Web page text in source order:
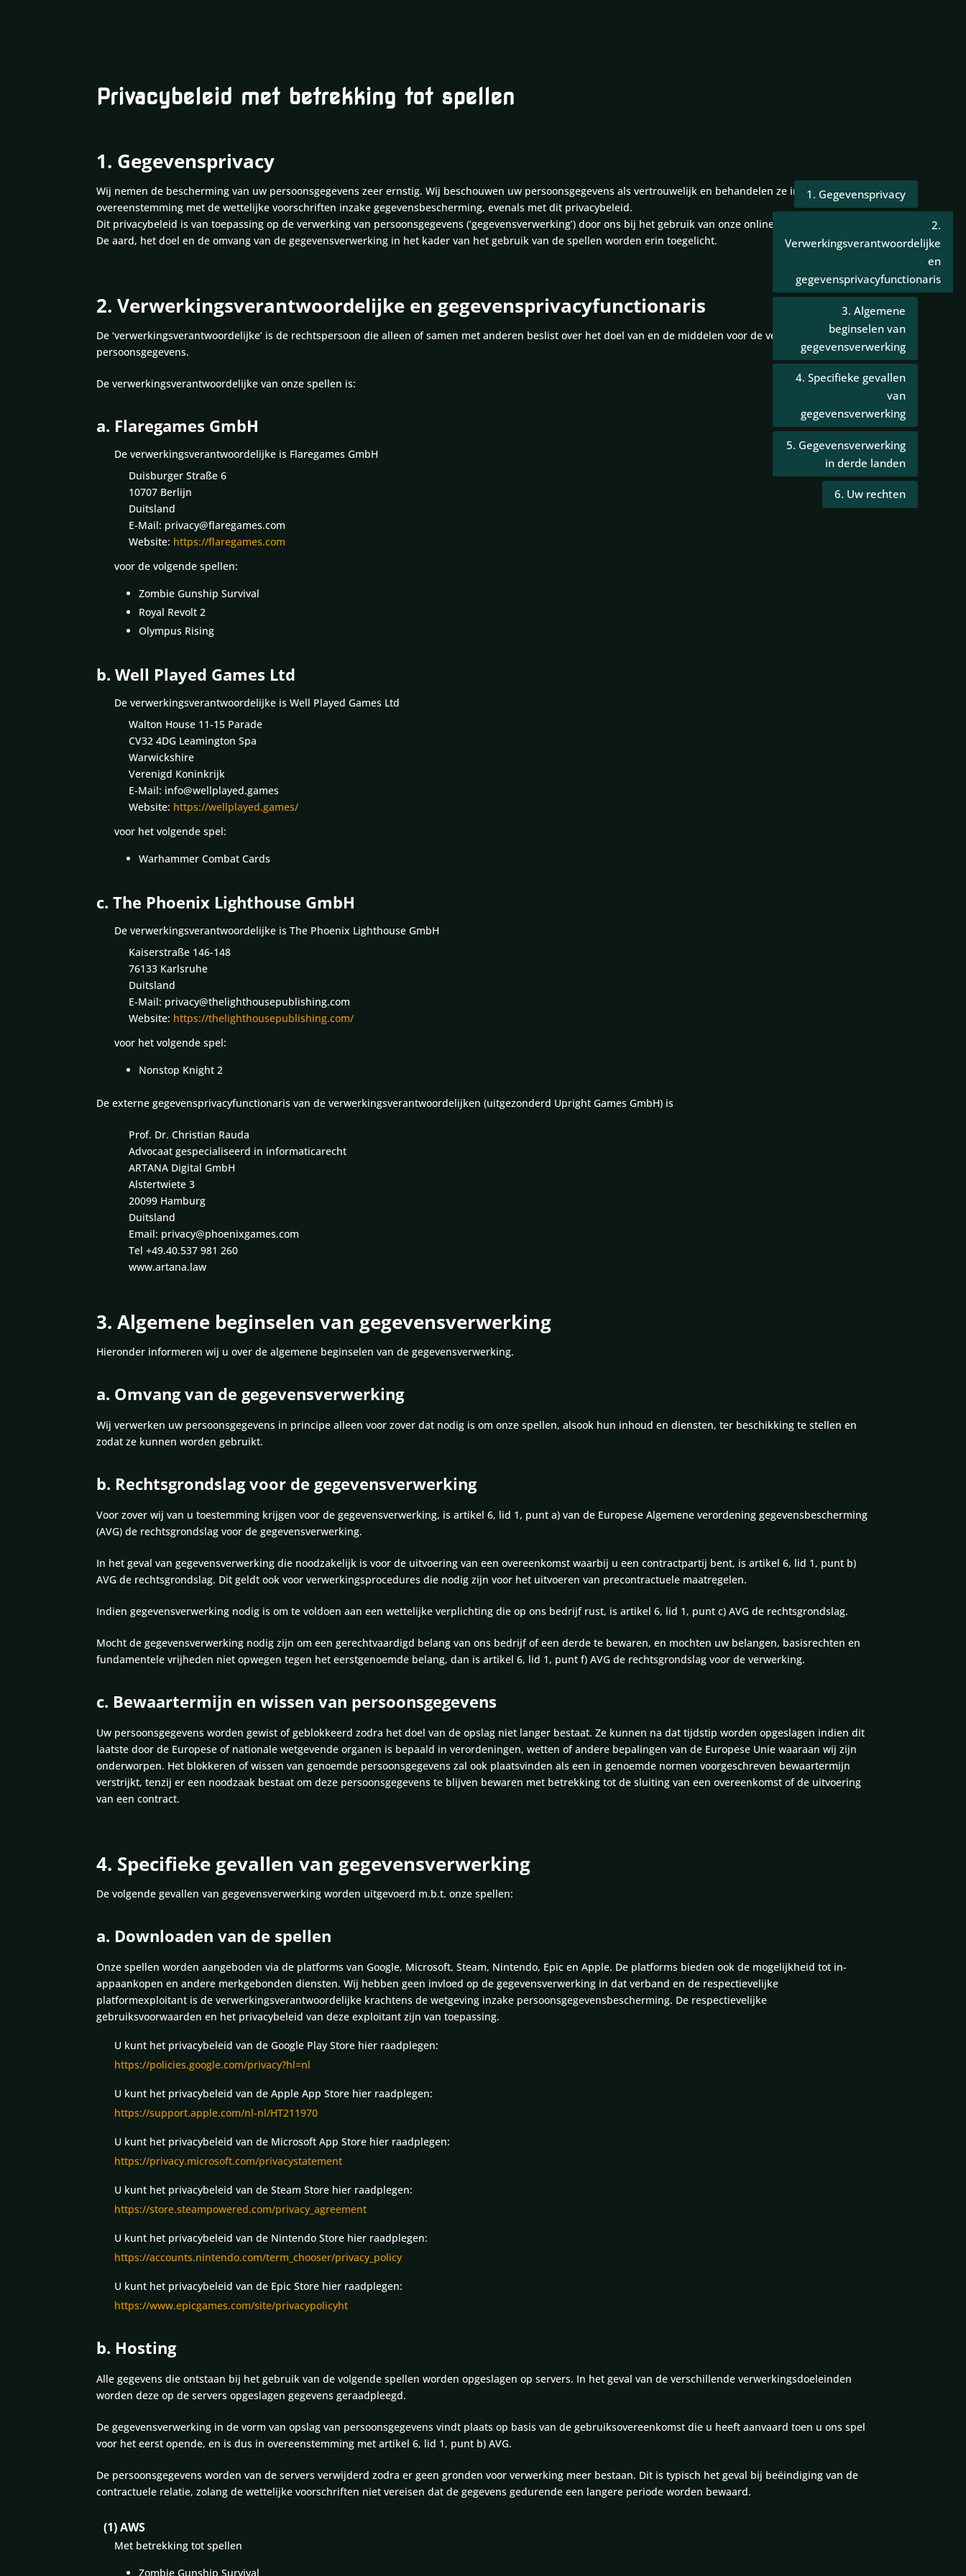
1. Gegevensprivacy
2.
Verwerkingsverantwoordelijke
en
gegevensprivacyfunctionaris
3. Algemene
beginselen van
gegevensverwerking
4. Specifieke gevallen
van
gegevensverwerking
5. Gegevensverwerking
in derde landen
6. Uw rechten
Privacybeleid met betrekking tot spellen
1. Gegevensprivacy
Wij nemen de bescherming van uw persoonsgegevens zeer ernstig. Wij beschouwen uw persoonsgegevens als vertrouwelijk en behandelen ze in
overeenstemming met de wettelijke voorschriften inzake gegevensbescherming, evenals met dit privacybeleid.
Dit privacybeleid is van toepassing op de verwerking van persoonsgegevens (‘gegevensverwerking’) door ons bij het gebruik van onze onlinespellen (‘spellen’).
De aard, het doel en de omvang van de gegevensverwerking in het kader van het gebruik van de spellen worden erin toegelicht.
2. Verwerkingsverantwoordelijke en gegevensprivacyfunctionaris
De ‘verwerkingsverantwoordelijke’ is de rechtspersoon die alleen of samen met anderen beslist over het doel van en de middelen voor de verwerking van
persoonsgegevens.
De verwerkingsverantwoordelijke van onze spellen is:
a. Flaregames GmbH
De verwerkingsverantwoordelijke is Flaregames GmbH
Duisburger Straße 6
10707 Berlijn
Duitsland
E-Mail: privacy@flaregames.com
Website: https://flaregames.com
voor de volgende spellen:
Zombie Gunship Survival
Royal Revolt 2
Olympus Rising
b. Well Played Games Ltd
De verwerkingsverantwoordelijke is Well Played Games Ltd
Walton House 11-15 Parade
CV32 4DG Leamington Spa
Warwickshire
Verenigd Koninkrijk
E-Mail: info@wellplayed.games
Website: https://wellplayed.games/
voor het volgende spel:
Warhammer Combat Cards
c. The Phoenix Lighthouse GmbH
De verwerkingsverantwoordelijke is The Phoenix Lighthouse GmbH
Kaiserstraße 146-148
76133 Karlsruhe
Duitsland
E-Mail: privacy@thelighthousepublishing.com
Website: https://thelighthousepublishing.com/
voor het volgende spel:
Nonstop Knight 2
De externe gegevensprivacyfunctionaris van de verwerkingsverantwoordelijken (uitgezonderd Upright Games GmbH) is
Prof. Dr. Christian Rauda
Advocaat gespecialiseerd in informaticarecht
ARTANA Digital GmbH
Alstertwiete 3
20099 Hamburg
Duitsland
Email: privacy@phoenixgames.com
Tel +49.40.537 981 260
www.artana.law
3. Algemene beginselen van gegevensverwerking
Hieronder informeren wij u over de algemene beginselen van de gegevensverwerking.
a. Omvang van de gegevensverwerking
Wij verwerken uw persoonsgegevens in principe alleen voor zover dat nodig is om onze spellen, alsook hun inhoud en diensten, ter beschikking te stellen en
zodat ze kunnen worden gebruikt.
b. Rechtsgrondslag voor de gegevensverwerking
Voor zover wij van u toestemming krijgen voor de gegevensverwerking, is artikel 6, lid 1, punt a) van de Europese Algemene verordening gegevensbescherming
(AVG) de rechtsgrondslag voor de gegevensverwerking.
In het geval van gegevensverwerking die noodzakelijk is voor de uitvoering van een overeenkomst waarbij u een contractpartij bent, is artikel 6, lid 1, punt b)
AVG de rechtsgrondslag. Dit geldt ook voor verwerkingsprocedures die nodig zijn voor het uitvoeren van precontractuele maatregelen.
Indien gegevensverwerking nodig is om te voldoen aan een wettelijke verplichting die op ons bedrijf rust, is artikel 6, lid 1, punt c) AVG de rechtsgrondslag.
Mocht de gegevensverwerking nodig zijn om een gerechtvaardigd belang van ons bedrijf of een derde te bewaren, en mochten uw belangen, basisrechten en
fundamentele vrijheden niet opwegen tegen het eerstgenoemde belang, dan is artikel 6, lid 1, punt f) AVG de rechtsgrondslag voor de verwerking.
c. Bewaartermijn en wissen van persoonsgegevens
Uw persoonsgegevens worden gewist of geblokkeerd zodra het doel van de opslag niet langer bestaat. Ze kunnen na dat tijdstip worden opgeslagen indien dit
laatste door de Europese of nationale wetgevende organen is bepaald in verordeningen, wetten of andere bepalingen van de Europese Unie waaraan wij zijn
onderworpen. Het blokkeren of wissen van genoemde persoonsgegevens zal ook plaatsvinden als een in genoemde normen voorgeschreven bewaartermijn
verstrijkt, tenzij er een noodzaak bestaat om deze persoonsgegevens te blijven bewaren met betrekking tot de sluiting van een overeenkomst of de uitvoering
van een contract.
4. Specifieke gevallen van gegevensverwerking
De volgende gevallen van gegevensverwerking worden uitgevoerd m.b.t. onze spellen:
a. Downloaden van de spellen
Onze spellen worden aangeboden via de platforms van Google, Microsoft, Steam, Nintendo, Epic en Apple. De platforms bieden ook de mogelijkheid tot in-
appaankopen en andere merkgebonden diensten. Wij hebben geen invloed op de gegevensverwerking in dat verband en de respectievelijke
platformexploitant is de verwerkingsverantwoordelijke krachtens de wetgeving inzake persoonsgegevensbescherming. De respectievelijke
gebruiksvoorwaarden en het privacybeleid van deze exploitant zijn van toepassing.
U kunt het privacybeleid van de Google Play Store hier raadplegen:
https://policies.google.com/privacy?hl=nl
U kunt het privacybeleid van de Apple App Store hier raadplegen:
https://support.apple.com/nl-nl/HT211970
U kunt het privacybeleid van de Microsoft App Store hier raadplegen:
https://privacy.microsoft.com/privacystatement
U kunt het privacybeleid van de Steam Store hier raadplegen:
https://store.steampowered.com/privacy_agreement
U kunt het privacybeleid van de Nintendo Store hier raadplegen:
https://accounts.nintendo.com/term_chooser/privacy_policy
U kunt het privacybeleid van de Epic Store hier raadplegen:
https://www.epicgames.com/site/privacypolicyht
b. Hosting
Alle gegevens die ontstaan bij het gebruik van de volgende spellen worden opgeslagen op servers. In het geval van de verschillende verwerkingsdoeleinden
worden deze op de servers opgeslagen gegevens geraadpleegd.
De gegevensverwerking in de vorm van opslag van persoonsgegevens vindt plaats op basis van de gebruiksovereenkomst die u heeft aanvaard toen u ons spel
voor het eerst opende, en is dus in overeenstemming met artikel 6, lid 1, punt b) AVG.
De persoonsgegevens worden van de servers verwijderd zodra er geen gronden voor verwerking meer bestaan. Dit is typisch het geval bij beëindiging van de
contractuele relatie, zolang de wettelijke voorschriften niet vereisen dat de gegevens gedurende een langere periode worden bewaard.
(1) AWS
Met betrekking tot spellen
Zombie Gunship Survival